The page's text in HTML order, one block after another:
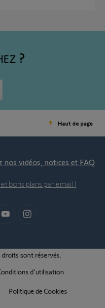
Haut de page
nos vidéos, notices et FAQ
bons plans par email !
sont réservés.
d'utilisation
Politique de Cookies